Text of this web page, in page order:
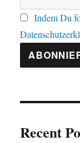
Indem Du
Recent